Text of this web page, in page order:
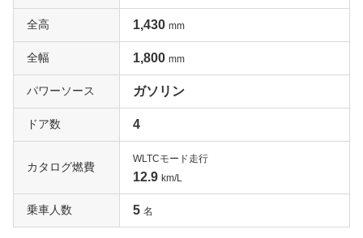
全高 1,430 mm
全幅 1,800 mm
パワーソース ガソリン
ドア数 4
カタログ燃費
WLTCモード走行
12.9 km/L
乗車人数 5 名